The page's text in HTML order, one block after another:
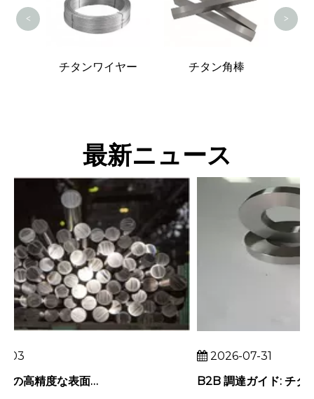
チタンワイヤー チタン角棒
< >
最新ニュース
チタンロッドの高精度な表面仕上げを実現するには
2026-07-31